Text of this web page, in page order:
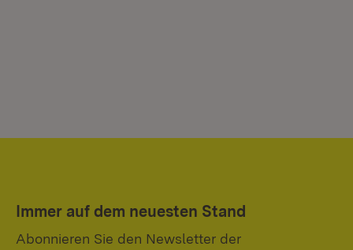
Immer auf dem neuesten Stand
Abonnieren Sie den Newsletter der